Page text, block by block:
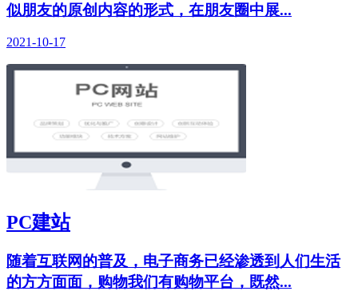
似朋友的原创内容的形式，在朋友圈中展...
2021-10-17
PC建站
随着互联网的普及，电子商务已经渗透到人们生活
的方方面面，购物我们有购物平台，既然...